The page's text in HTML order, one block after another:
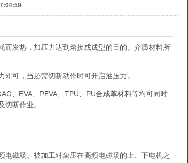
发热，加压力达到熔接或成型的目的。介质材料所
可，当还需切断动作时可开启油压力。
、EVA、PEVA、TPU、PU合成革材料等均可同时
断作业。
磁场。被加工对象压在高频电磁场的上、下电机之